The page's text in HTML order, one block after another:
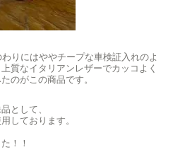
りにはややチープな車検証入れのよ
質なイタリアンレザーでカッコよく
のがこの商品です。
として、
しております。
！！